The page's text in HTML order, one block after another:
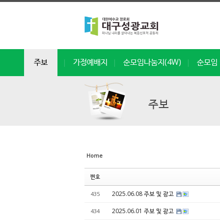
주보 | 가정예배지 | 순모임나눔지(4W) | 순모
주보
Home
번호
435 2025.06.08 주보 및 광고
434 2025.06.01 주보 및 광고